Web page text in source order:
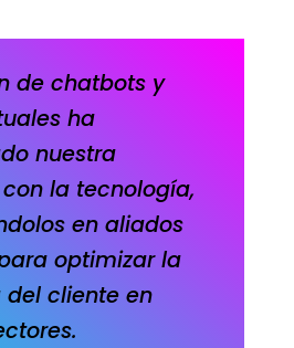
de chatbots y
ha
nuestra
la tecnología,
en aliados
optimizar la
cliente en